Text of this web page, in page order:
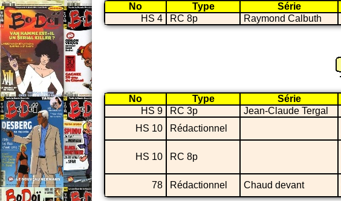
No Type Série
HS 4
RC 8p Raymond Calbuth
No Type Série
HS 9
RC 3p Jean-Claude Tergal
HS 10
Rédactionnel
HS 10 RC 8p
78
Rédactionnel Chaud devant